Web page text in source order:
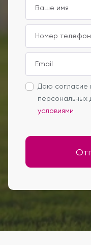
Даю согласие
персональных
условиями